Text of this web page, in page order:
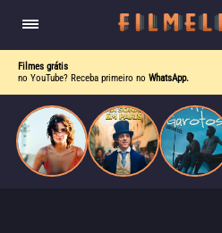
Filmes grátis
no YouTube? Receba primeiro no WhatsApp.
escrevia e a vida real começa a